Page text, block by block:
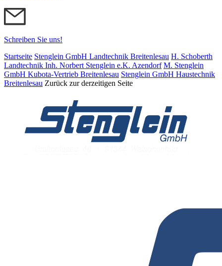
Schreiben Sie uns!
Startseite Stenglein GmbH Landtechnik Breitenlesau H. Schoberth
Land­tech­nik Inh. Norbert Stenglein e.K. Azendorf M. Stenglein
GmbH Kubota-Vertrieb Breitenlesau Stenglein GmbH Haustechnik
Breitenlesau Zurück zur derzeitigen Seite